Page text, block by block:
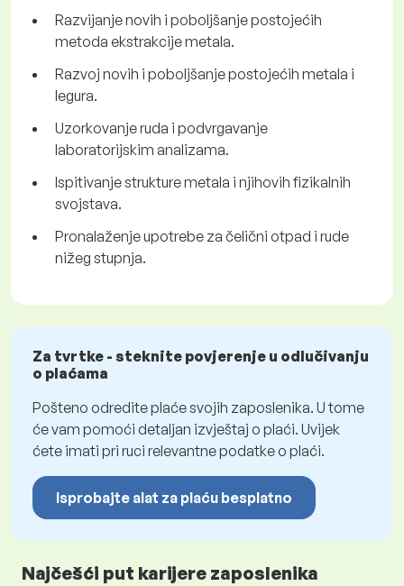
Razvijanje novih i poboljšanje postojećih
metoda ekstrakcije metala.
Razvoj novih i poboljšanje postojećih metala i
legura.
Uzorkovanje ruda i podvrgavanje
laboratorijskim analizama.
Ispitivanje strukture metala i njihovih fizikalnih
svojstava.
Pronalaženje upotrebe za čelični otpad i rude
nižeg stupnja.
Za tvrtke - steknite povjerenje u odlučivanju
o plaćama
Pošteno odredite plaće svojih zaposlenika. U tome
će vam pomoći detaljan izvještaj o plaći. Uvijek
ćete imati pri ruci relevantne podatke o plaći.
Isprobajte alat za plaću besplatno
Najčešći put karijere zaposlenika